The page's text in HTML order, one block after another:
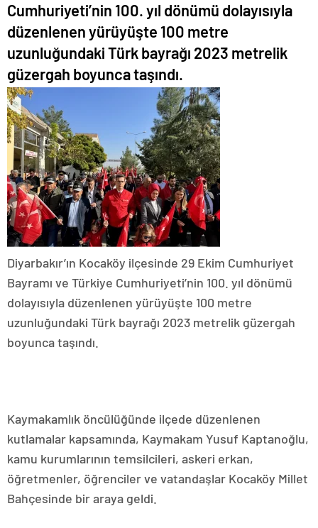
Cumhuriyeti’nin 100. yıl dönümü dolayısıyla
düzenlenen yürüyüşte 100 metre
uzunluğundaki Türk bayrağı 2023 metrelik
güzergah boyunca taşındı.
Diyarbakır’ın Kocaköy ilçesinde 29 Ekim Cumhuriyet
Bayramı ve Türkiye Cumhuriyeti’nin 100. yıl dönümü
dolayısıyla düzenlenen yürüyüşte 100 metre
uzunluğundaki Türk bayrağı 2023 metrelik güzergah
boyunca taşındı.
Kaymakamlık öncülüğünde ilçede düzenlenen
kutlamalar kapsamında, Kaymakam Yusuf Kaptanoğlu,
kamu kurumlarının temsilcileri, askeri erkan,
öğretmenler, öğrenciler ve vatandaşlar Kocaköy Millet
Bahçesinde bir araya geldi.